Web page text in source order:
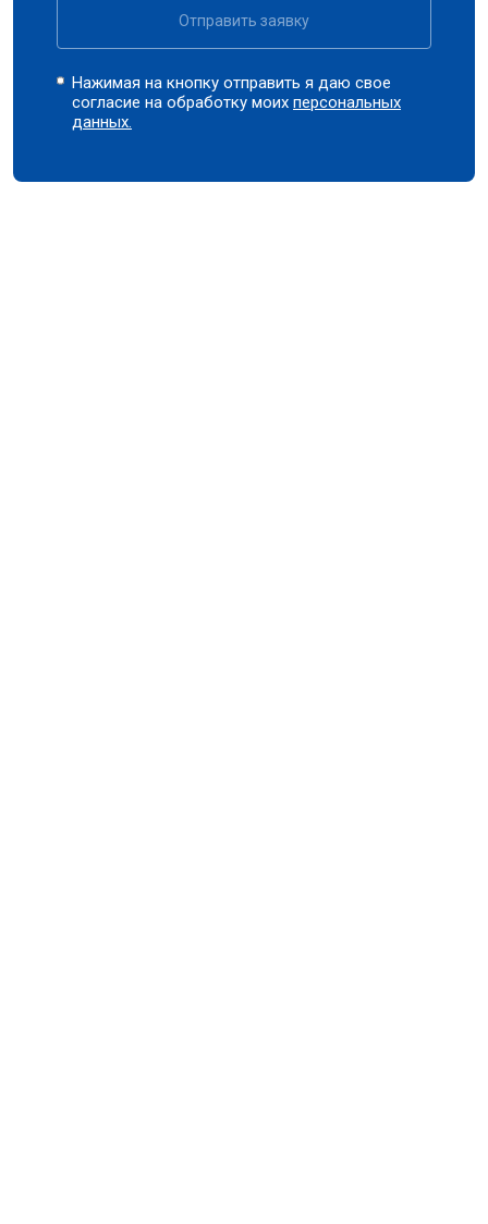
Отправить заявку
Нажимая на кнопку отправить я даю свое
согласие на обработку моихперсональных
данных.